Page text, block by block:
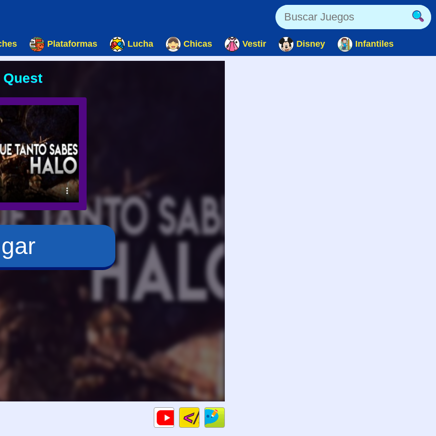
Plataformas Lucha Chicas Vestir Disney Infantiles
Quest
Code
HTML
Gameplays